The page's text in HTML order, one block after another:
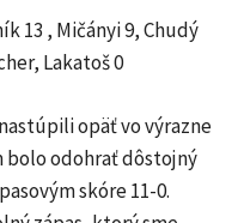
13 , Mičányi 9, Chudý
Lakatoš 0
opäť vo výrazne
bolo odohrať dôstojný
skóre 11-0.